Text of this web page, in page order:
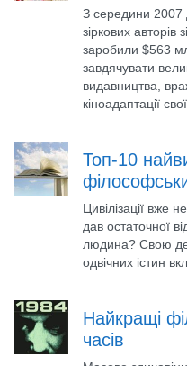
З середини 2007
зіркових
заробили $563
завдячувати
видавництва,
кіноадаптації
Топ-10
Цивілізації вже
дав остаточної
людина? Свою
одвічних істин
Найкращі
часів